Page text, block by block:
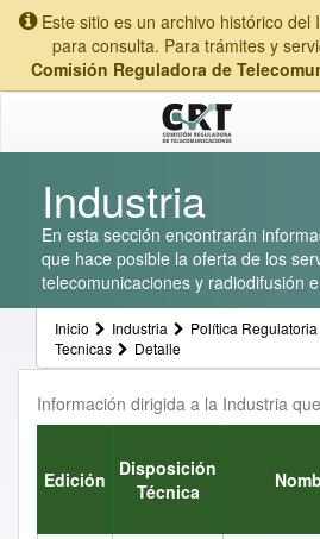
Este sitio es un archivo histórico del
para consulta. Para trámites y
Comisión Reguladora de
Industria
En esta sección encontrarán
que hace posible la oferta de los
telecomunicaciones y radiodifusión
Inicio Industria Política Regulatoria
Tecnicas
Detalle
Información dirigida a la Industria
Edición
Disposición
Técnica